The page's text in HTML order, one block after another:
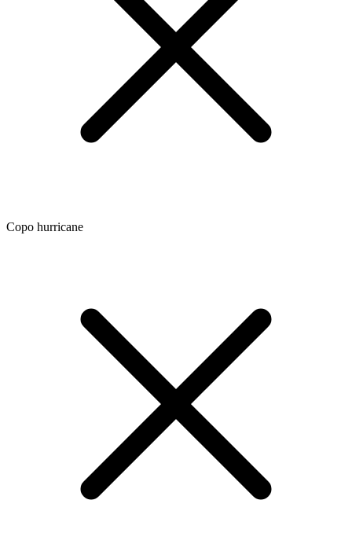
Copo hurricane